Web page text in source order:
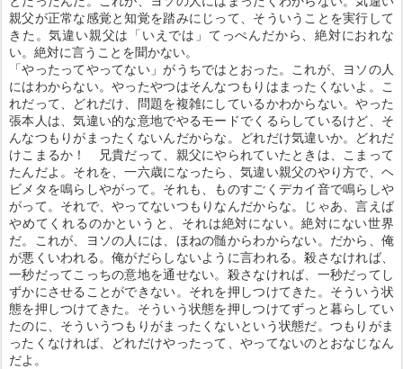
親父が正常な感覚と知覚を踏みにじって、そういうことを実行して
きた。気違い親父は「いえでは」てっぺんだから、絶対におれな
い。絶対に言うことを聞かない。
「やったってやってない」がうちではとおった。これが、ヨソの人
にはわからない。やったやつはそんなつもりはまったくないよ。こ
れだって、どれだけ、問題を複雑にしているかわからない。やった
張本人は、気違い的な意地でやるモードでくるらしているけど、そ
んなつもりがまったくないんだからな。どれだけ気違いか。どれだ
けこまるか！ 兄貴だって、親父にやられていたときは、こまって
たんだよ。それを、一六歳になったら、気違い親父のやり方で、ヘ
ビメタを鳴らしやがって。それも、ものすごくデカイ音で鳴らしや
がって。それで、やってないつもりなんだからな。じゃあ、言えば
やめてくれるのかというと、それは絶対にない。絶対にない世界
だ。これが、ヨソの人には、ほねの髄からわからない。だから、俺
が悪くいわれる。俺がだらしないように言われる。殺さなければ、
一秒だってこっちの意地を通せない。殺さなければ、一秒だってし
ずかにさせることができない。それを押しつけてきた。そういう状
態を押しつけてきた。そういう状態を押しつけてずっと暮らしてい
たのに、そういうつもりがまったくないという状態だ。つもりがま
ったくなければ、どれだけやったって、やってないのとおなじなん
だよ。